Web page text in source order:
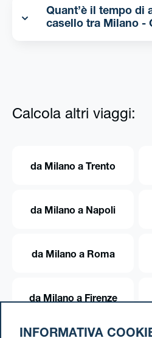
Quant’è il tempo di
casello tra
Calcola altri viaggi:
da Milano a Trento
da Milano a Napoli
da Milano a Roma
da Milano a Firenze
INFORMATIVA